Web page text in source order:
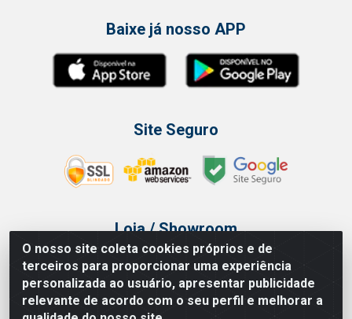
O nosso site coleta cookies próprios e de
terceiros para proporcionar uma experiência
personalizada ao usuário, apresentar publicidade
relevante de acordo com o seu perfil e melhorar a
Baixe já nosso APP
Site Seguro
Loja / Showroom
Tel.: (11) 3314 6400
Av Vautier, 468 - Pari - São Paulo/SP